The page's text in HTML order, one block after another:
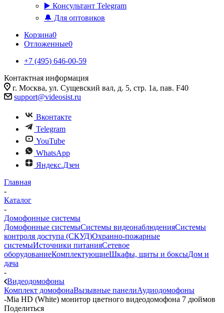
▶️ Консультант Telegram
🔔 Для оптовиков
Корзина0
Отложенные0
+7 (495) 646-00-59
Контактная информация
г. Москва, ул. Сущевский вал, д. 5, стр. 1а, пав. F40
support@videosist.ru
Вконтакте
Telegram
YouTube
WhatsApp
Яндекс.Дзен
Главная
-
Каталог
-
Домофонные системы
Домофонные системыСистемы видеонаблюденияСистемы
контроля доступа (СКУД)Охранно-пожарные
системыИсточники питанияСетевое
оборудованиеКомплектующиеШкафы, щиты и боксыДом и
дача
-
Видеодомофоны
Комплект домофонаВызывные панелиАудиодомофоны
-Mia HD (White) монитор цветного видеодомофона 7 дюймов
Поделиться